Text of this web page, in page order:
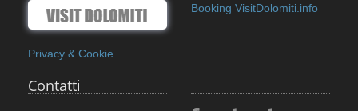
Privacy & Cookie
Booking VisitDolomiti.info
Contatti